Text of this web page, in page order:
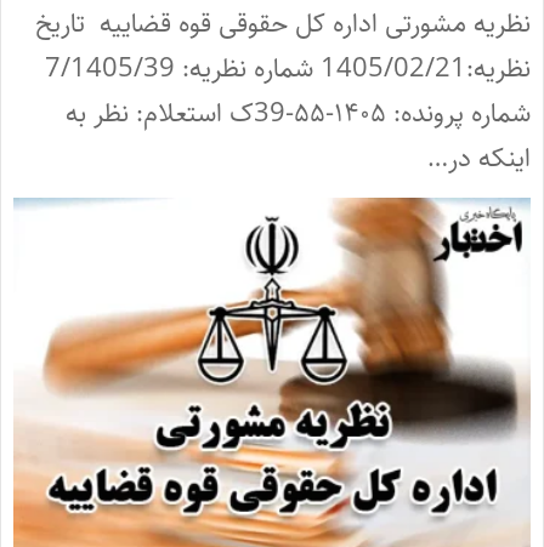
نظریه مشورتی اداره کل حقوقی قوه قضاییه تاریخ
نظریه:1405/02/21 شماره نظریه: 7/1405/39
شماره پرونده: ۱۴۰۵-۵۵-39ک استعلام: نظر به
اینکه در…